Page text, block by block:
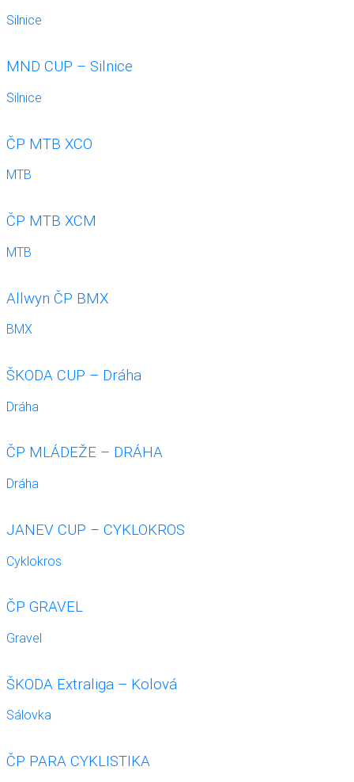
Silnice
MND CUP – Silnice
Silnice
ČP MTB XCO
MTB
ČP MTB XCM
MTB
Allwyn ČP BMX
BMX
ŠKODA CUP – Dráha
Dráha
ČP MLÁDEŽE – DRÁHA
Dráha
JANEV CUP – CYKLOKROS
Cyklokros
ČP GRAVEL
Gravel
ŠKODA Extraliga – Kolová
Sálovka
ČP PARA CYKLISTIKA